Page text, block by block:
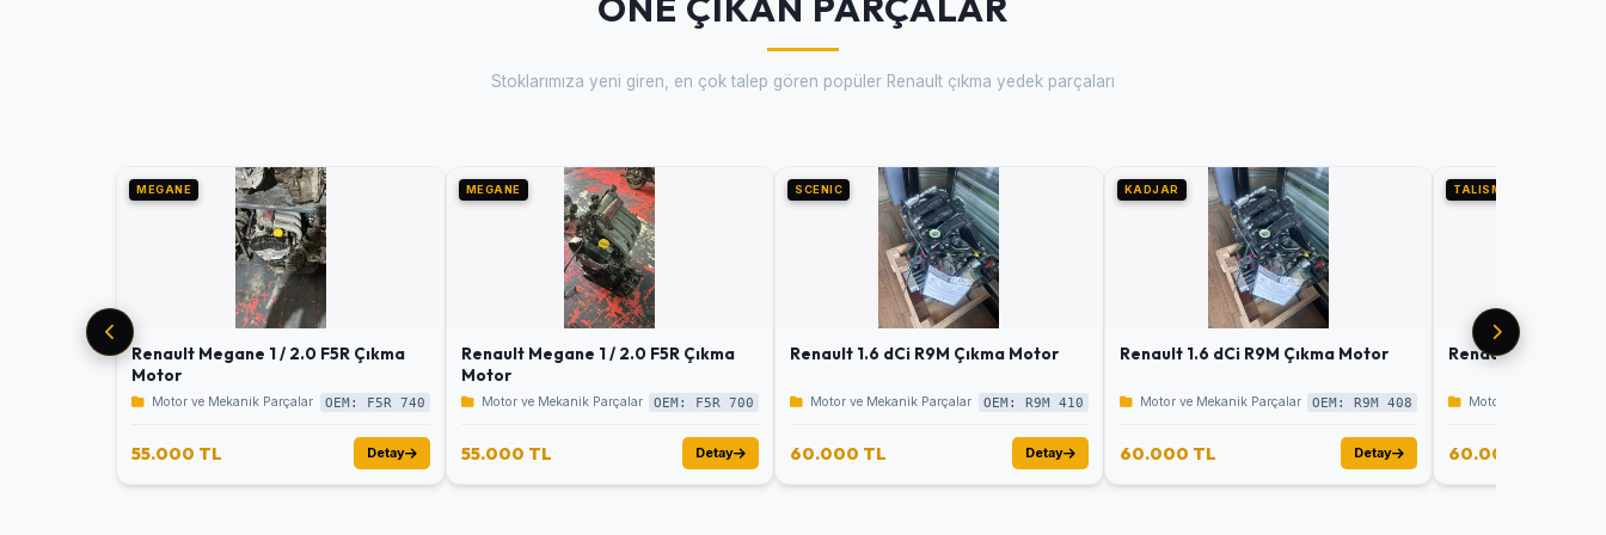
Stoklarımıza yeni giren, en çok talep gören popüler Renault çıkma yedek parçaları
MEGANE
Renault Megane 1 / 2.0 F5R Çıkma
Motor
Motor ve Mekanik Parçalar OEM: F5R 740
55.000 TL Detay
MEGANE
Renault Megane 1 / 2.0 F5R Çıkma
Motor
Motor ve Mekanik Parçalar OEM: F5R 700
55.000 TL Detay
SCENIC
Renault 1.6 dCi R9M Çıkma Motor
Motor ve Mekanik Parçalar OEM: R9M 410
60.000 TL Detay
KADJAR
Renault 1.6 dCi R9M Çıkma Motor
Motor ve Mekanik Parçalar OEM: R9M 408
60.000 TL Detay
TALISMAN
Renault 1.6 dCi
Motor ve Mekanik
60.000 TL